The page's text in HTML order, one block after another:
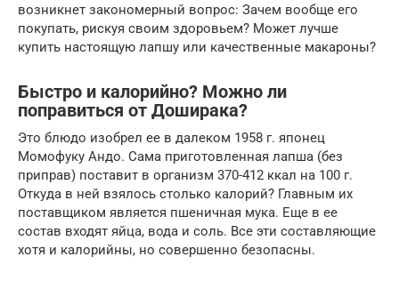
возникнет закономерный вопрос: Зачем вообще его
покупать, рискуя своим здоровьем? Может лучше
купить настоящую лапшу или качественные макароны?
Быстро и калорийно? Можно ли
поправиться от Доширака?
Это блюдо изобрел ее в далеком 1958 г. японец
Момофуку Андо. Сама приготовленная лапша (без
приправ) поставит в организм 370-412 ккал на 100 г.
Откуда в ней взялось столько калорий? Главным их
поставщиком является пшеничная мука. Еще в ее
состав входят яйца, вода и соль. Все эти составляющие
хотя и калорийны, но совершенно безопасны.